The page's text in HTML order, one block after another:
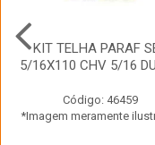
KIT TELHA PARAF
5/16X110 CHV 5/16
Código: 46459
*Imagem meramente